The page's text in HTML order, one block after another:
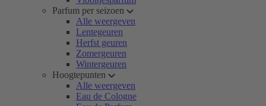
Parfum per seizoen
Alle weergeven
Lentegeuren
Herfst geuren
Zomergeuren
Wintergeuren
Hoogtepunten
Alle weergeven
Eau de Cologne